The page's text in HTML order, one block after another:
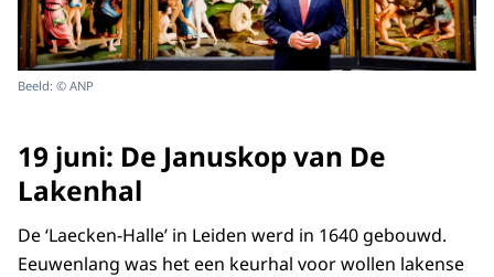
Beeld: © ANP
19 juni: De Januskop van De
Lakenhal
De ‘Laecken-Halle’ in Leiden werd in 1640 gebouwd.
Eeuwenlang was het een keurhal voor wollen lakense